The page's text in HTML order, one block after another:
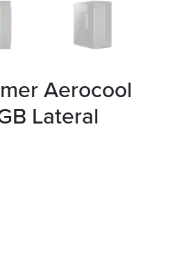
Aerocool
Lateral